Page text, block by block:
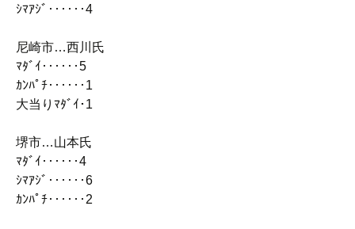
ｼﾏｱｼﾞ‥‥‥4
尼崎市…西川氏
ﾏﾀﾞｲ‥‥‥5
ｶﾝﾊﾟﾁ‥‥‥1
大当りﾏﾀﾞｲ･1
堺市…山本氏
ﾏﾀﾞｲ‥‥‥4
ｼﾏｱｼﾞ‥‥‥6
ｶﾝﾊﾟﾁ‥‥‥2